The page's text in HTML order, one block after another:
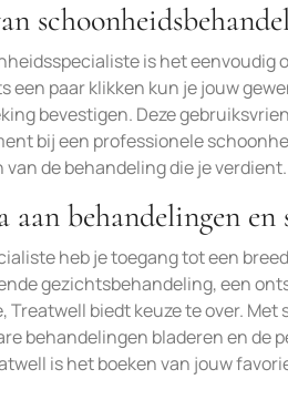
is het eenvoudig
paar klikken kun je jouw
bevestigen. Deze
bij een professionele
de behandeling die je verdient.
aan behandelingen en
heb je toegang tot een
gezichtsbehandeling, een
biedt keuze te over. Met
behandelingen bladeren en de
is het boeken van jouw